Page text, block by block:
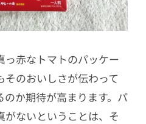
っ赤なトマトのパッケー
のおいしさが伝わって
か期待が高まります。パ
がないということは、そ